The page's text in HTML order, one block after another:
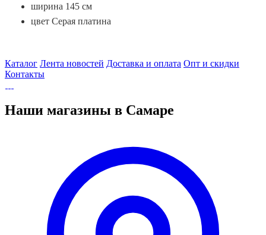
ширина 145 см
цвет Серая платина
Каталог Лента новостей Доставка и оплата Опт и скидки
Контакты
Наши магазины в Самаре